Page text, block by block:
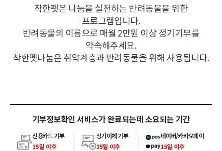
착한펫은 나눔을 실천하는 반려동물을 위한
프로그램입니다.
반려동물의 이름으로 매월 2만원 이상 정기기부를
약속해주세요.
착한펫나눔은 취약계층과 반려동물을 위해 사용됩니다.
기부정보확인 서비스가 완료되는데 소요되는 기간
신용카드 기부
15일 이후
정기이체 기부
15일 이후
카카오페이, 네이버페이
네이버/카카오페이
15일 이후